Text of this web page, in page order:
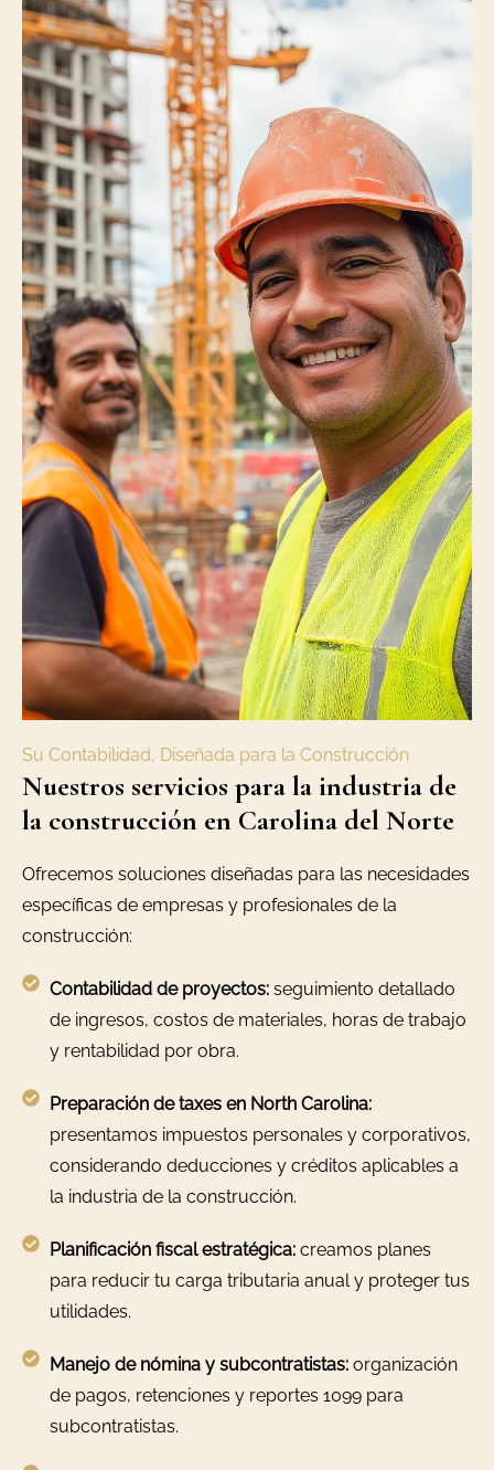
Su Contabilidad, Diseñada para la Construcción
Nuestros servicios para la industria de
la construcción en Carolina del Norte
Ofrecemos soluciones diseñadas para las necesidades
específicas de empresas y profesionales de la
construcción:
Contabilidad de proyectos: seguimiento detallado
de ingresos, costos de materiales, horas de trabajo
y rentabilidad por obra.
Preparación de taxes en North Carolina:
presentamos impuestos personales y corporativos,
considerando deducciones y créditos aplicables a
la industria de la construcción.
Planificación fiscal estratégica: creamos planes
para reducir tu carga tributaria anual y proteger tus
utilidades.
Manejo de nómina y subcontratistas: organización
de pagos, retenciones y reportes 1099 para
subcontratistas.